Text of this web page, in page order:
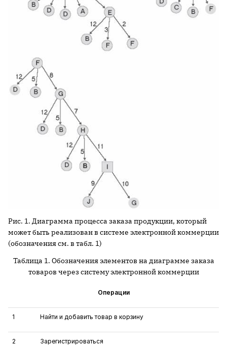
Рис. 1. Диаграмма процесса заказа продукции, который
может быть реализован в системе электронной коммерции
(обозначения см. в табл. 1)
Таблица 1. Обозначения элементов на диаграмме заказа
товаров через систему электронной коммерции
Операции
1 Найти и добавить товар в корзину
2 Зарегистрироваться